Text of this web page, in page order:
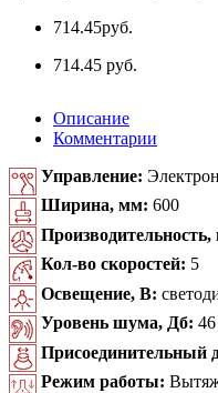
714.45руб.
714.45 руб.
Описание
Комментарии
Управление:
Ширина, мм: 600
Производительность,
Кол-во скоростей: 5
Освещение, В:
Уровень шума, Дб:
Присоединительный
Режим работы: